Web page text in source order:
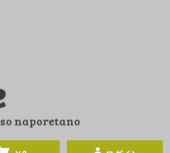
naporetano